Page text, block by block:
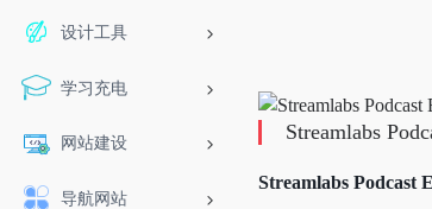
设计工具
学习充电
网站建设
导航网站
Streamlabs
Streamlabs Podcast